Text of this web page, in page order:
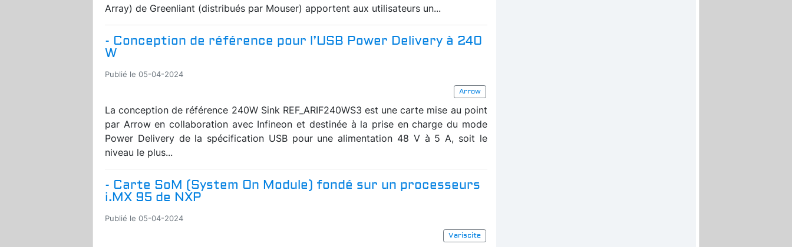
Array) de Greenliant (distribués par Mouser) apportent aux utilisateurs un...
- Conception de référence pour l’USB Power Delivery à 240
W
Publié le 05-04-2024
Arrow
La conception de référence 240W Sink REF_ARIF240WS3 est une carte mise au point
par Arrow en collaboration avec Infineon et destinée à la prise en charge du mode
Power Delivery de la spécification USB pour une alimentation 48 V à 5 A, soit le
niveau le plus...
- Carte SoM (System On Module) fondé sur un processeurs
i.MX 95 de NXP
Publié le 05-04-2024
Variscite